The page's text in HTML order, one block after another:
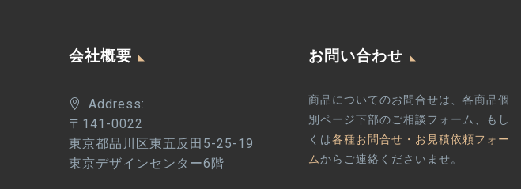
会社概要
Address:
〒141-0022
東京都品川区東五反田5-25-19
東京デザインセンター6階
お問い合わせ
商品についてのお問合せは、各商品個
別ページ下部のご相談フォーム、もし
くは各種お問合せ・お見積依頼フォー
ムからご連絡くださいませ。